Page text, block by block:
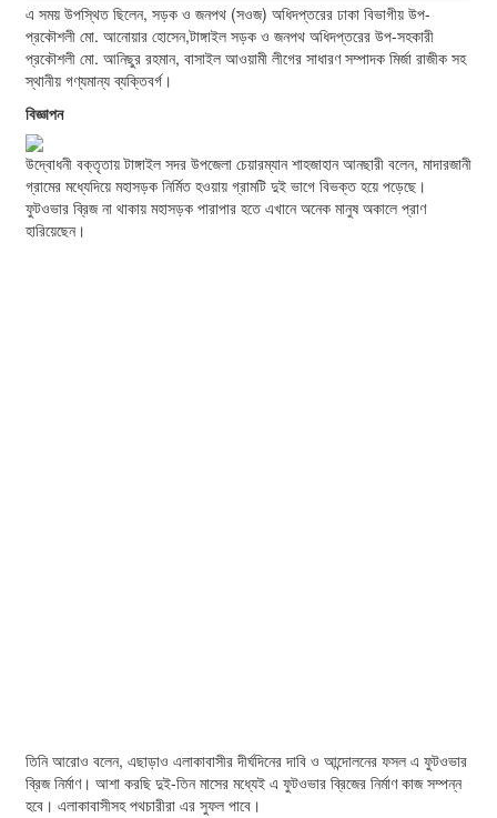
এ সময় উপস্থিত ছিলেন, সড়ক ও জনপথ (সওজ) অধিদপ্তরের ঢাকা বিভাগীয় উপ-
প্রকৌশলী মো. আনোয়ার হোসেন,টাঙ্গাইল সড়ক ও জনপথ অধিদপ্তরের উপ-সহকারী
প্রকৌশলী মো. আনিছুর রহমান, বাসাইল আওয়ামী লীগের সাধারণ সম্পাদক মির্জা রাজীক সহ
স্থানীয় গণ্যমান্য ব্যক্তিবর্গ।
বিজ্ঞাপন
উদ্বোধনী বক্তৃতায় টাঙ্গাইল সদর উপজেলা চেয়ারম্যান শাহজাহান আনছারী বলেন, মাদারজানী
গ্রামের মধ্যেদিয়ে মহাসড়ক নির্মিত হওয়ায় গ্রামটি দুই ভাগে বিভক্ত হয়ে পড়েছে।
ফুটওভার ব্রিজ না থাকায় মহাসড়ক পারাপার হতে এখানে অনেক মানুষ অকালে প্রাণ
হারিয়েছেন।
তিনি আরোও বলেন, এছাড়াও এলাকাবাসীর দীর্ঘদিনের দাবি ও আন্দোলনের ফসল এ ফুটওভার
ব্রিজ নির্মাণ। আশা করছি দুই-তিন মাসের মধ্যেই এ ফুটওভার ব্রিজের নির্মাণ কাজ সম্পন্ন
হবে। এলাকাবাসীসহ পথচারীরা এর সুফল পাবে।